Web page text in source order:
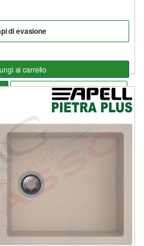
di evasione
al carrello
Aggiungi alla lista